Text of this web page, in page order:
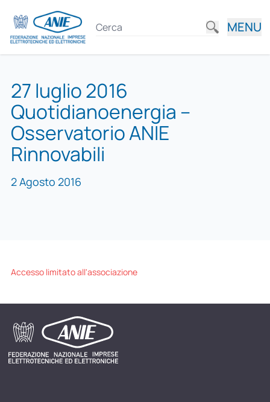
MENU
27 luglio 2016
Quotidianoenergia –
Osservatorio ANIE
Rinnovabili
2 Agosto 2016
Accesso limitato all'associazione